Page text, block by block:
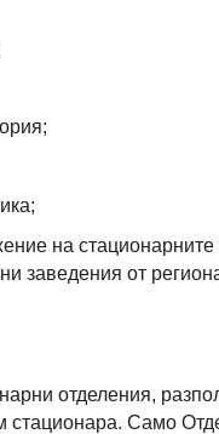
на стационарните
заведения от
отделения,
стационара. Само